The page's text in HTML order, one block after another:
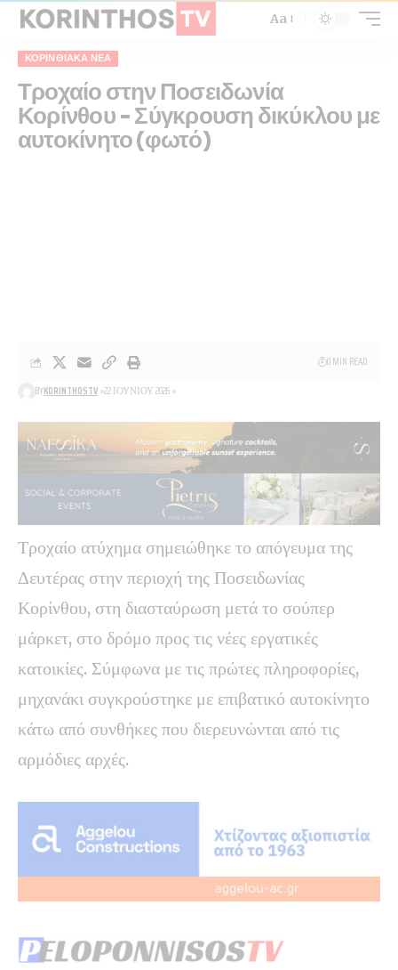
Aa
ΚΟΡΙΝΘΙΑΚΆ ΝΈΑ
Τροχαίο στην Ποσειδωνία
Κορίνθου – Σύγκρουση δικύκλου με
αυτοκίνητο (φωτό)
BYKORINTHOSTV 22 ΙΟΥΝΊΟΥ 2026
0 MIN READ
Τροχαίο ατύχημα σημειώθηκε το απόγευμα της
Δευτέρας στην περιοχή της Ποσειδωνίας
Κορίνθου, στη διασταύρωση μετά το σούπερ
μάρκετ, στο δρόμο προς τις νέες εργατικές
κατοικίες. Σύμφωνα με τις πρώτες πληροφορίες,
μηχανάκι συγκρούστηκε με επιβατικό αυτοκίνητο
κάτω από συνθήκες που διερευνώνται από τις
αρμόδιες αρχές.